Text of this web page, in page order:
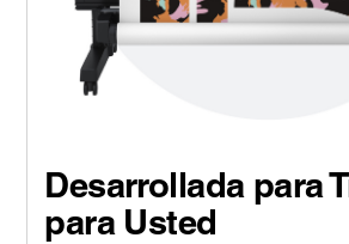
Desarrollada para
para Usted